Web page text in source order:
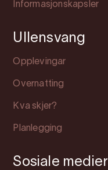
Informasjonskapsler
Ullensvang
Opplevingar
Overnatting
Kva skjer?
Planlegging
Sosiale medier